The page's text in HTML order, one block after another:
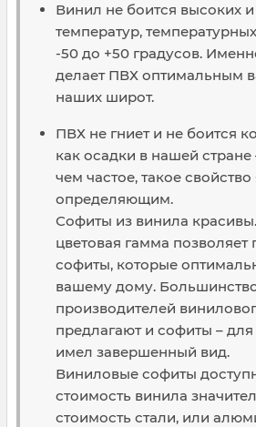
Винил не боится высоких
температур,
-50 до +50 градусов.
делает ПВХ оптимальным
наших широт.
ПВХ не гниет и не боится
как осадки в нашей
чем частое, такое свойство
определяющим.
Софиты из винила
цветовая гамма позволяет
софиты, которые
вашему дому.
производителей
предлагают и софиты –
имел завершенный вид.
Виниловые софиты
стоимость винила
стоимость стали, или